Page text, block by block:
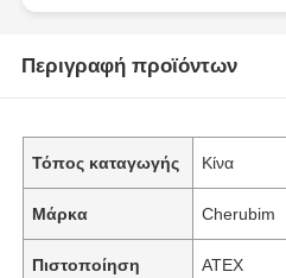
Περιγραφή προϊόντων
Τόπος καταγωγής Κίνα
Μάρκα Cherubim
Πιστοποίηση ATEX